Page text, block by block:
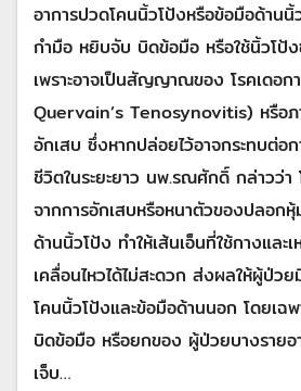
อาการปวดโคนนิ้วโป้งหรือข้อมือด้านนิ้
กำมือ หยิบจับ บิดข้อมือ หรือใช้นิ้วโป้
เพราะอาจเป็นสัญญาณของ โรคเดอก
Quervain’s Tenosynovitis) หรือภ
อักเสบ ซึ่งหากปล่อยไว้อาจกระทบต่อ
ชีวิตในระยะยาว นพ.รณศักดิ์ กล่าวว่า
จากการอักเสบหรือหนาตัวของปลอก
ด้านนิ้วโป้ง ทำให้เส้นเอ็นที่ใช้กางและ
เคลื่อนไหวได้ไม่สะดวก ส่งผลให้ผู้ป่ว
โคนนิ้วโป้งและข้อมือด้านนอก โดยเฉ
บิดข้อมือ หรือยกของ ผู้ป่วยบางราย
เจ็บ…